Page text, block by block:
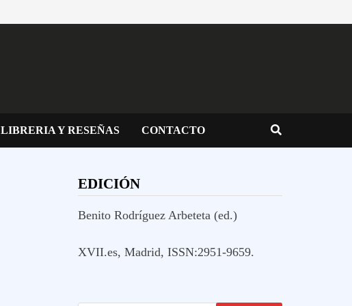
LIBRERIA Y RESEÑAS CONTACTO
EDICIÓN
Benito Rodríguez Arbeteta (ed.)
XVII.es, Madrid, ISSN:2951-9659.